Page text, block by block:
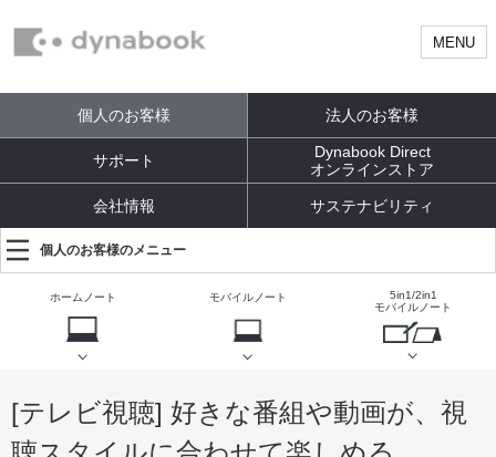
MENU
個人のお客様 法人のお客様
サポート
Dynabook Direct
オンラインストア
会社情報 サステナビリティ
個人のお客様のメニュー
ホームノート モバイルノート
5in1/2in1
モバイルノート
[テレビ視聴] 好きな番組や動画が、視